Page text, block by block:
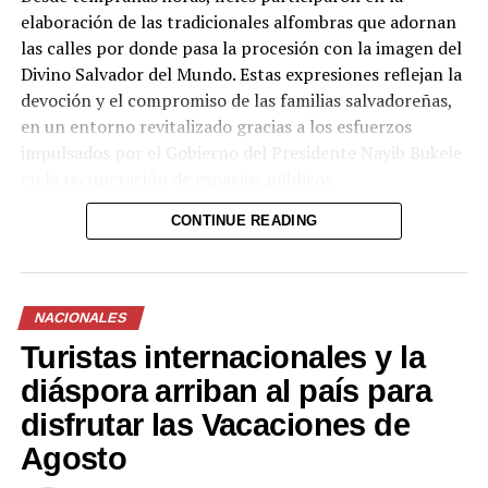
elaboración de las tradicionales alfombras que adornan
las calles por donde pasa la procesión con la imagen del
Divino Salvador del Mundo. Estas expresiones reflejan la
devoción y el compromiso de las familias salvadoreñas,
en un entorno revitalizado gracias a los esfuerzos
impulsados por el Gobierno del Presidente Nayib Bukele
honor al Divino Salvador del Mundo, partió desde la
Basílica del Sagrado Corazón de Jesús y recorrió las
calles del centro histórico hasta llegar a la Catedral
Metropolitana de San Salvador, donde miles de
creyentes se congregaron para ser parte de esta
tradición.
Gracias a las condiciones de seguridad que vive el país, la
feligresía puede participar en estas celebraciones con
CONTINUE READING
NACIONALES
Turistas internacionales y la
diáspora arriban al país para
disfrutar las Vacaciones de
Agosto